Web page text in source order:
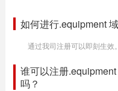
如何进行.equipment
通过我司注册可以即刻生效。
谁可以注册
吗？